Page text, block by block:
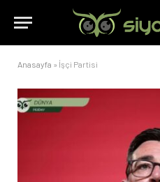
Anasayfa » İşçi Partisi